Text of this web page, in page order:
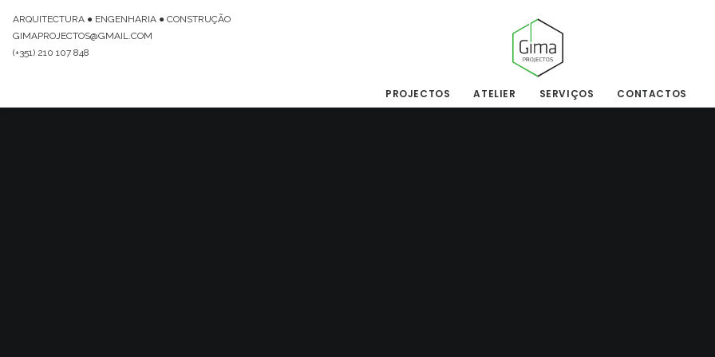
ARQUITECTURA ● ENGENHARIA ● CONSTRUÇÃO
GIMAPROJECTOS@GMAIL.COM
(+351) 210 107 848
PROJECTOS ATELIER SERVIÇOS CONTACTOS